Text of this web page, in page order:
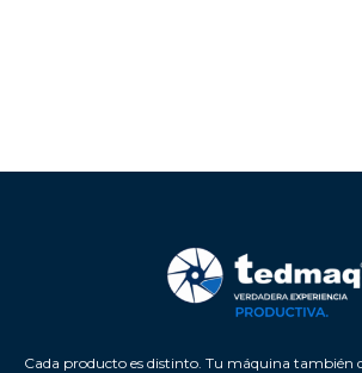
Cada producto es distinto. Tu máquina también